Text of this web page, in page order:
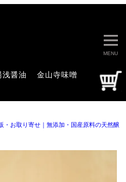
MENU
浅醤油
金山寺味噌
・お取り寄せ｜無添加・国産原料の天然醸